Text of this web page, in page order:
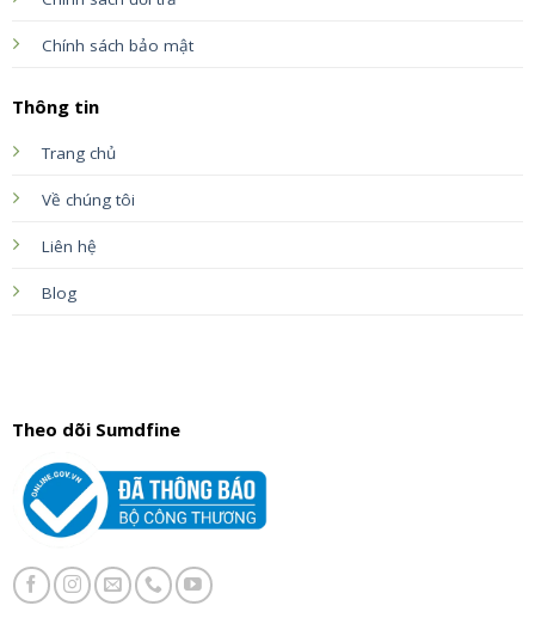
Chính sách bảo mật
Thông tin
Trang chủ
Về chúng tôi
Liên hệ
Blog
Theo dõi Sumdfine